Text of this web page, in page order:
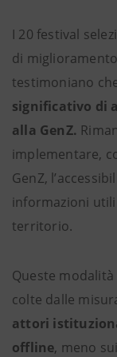
I 20 festival
di
testimoniano
significativo di
alla GenZ.
implementare,
GenZ,
informazioni
territorio.
Queste modalità
colte dalle
attori
offline, meno